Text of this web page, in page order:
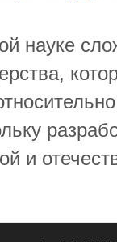
науке
и